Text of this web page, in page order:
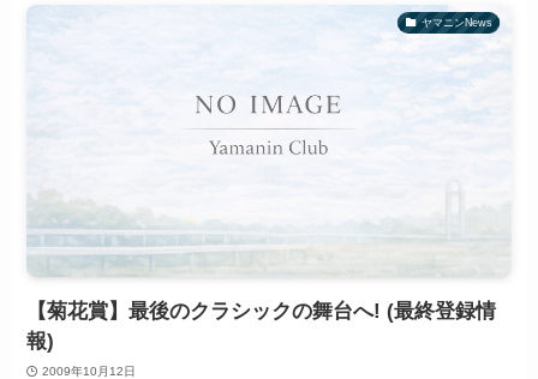
ヤマニンNews
【菊花賞】最後のクラシックの舞台へ! (最終登録情
報)
2009年10月12日